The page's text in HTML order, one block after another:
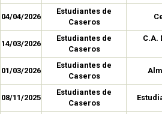
04/04/2026
Estudiantes de
Caseros
14/03/2026
Estudiantes de
Caseros
C.A.
01/03/2026
Estudiantes de
Caseros
08/11/2025
Estudiantes de
Caseros